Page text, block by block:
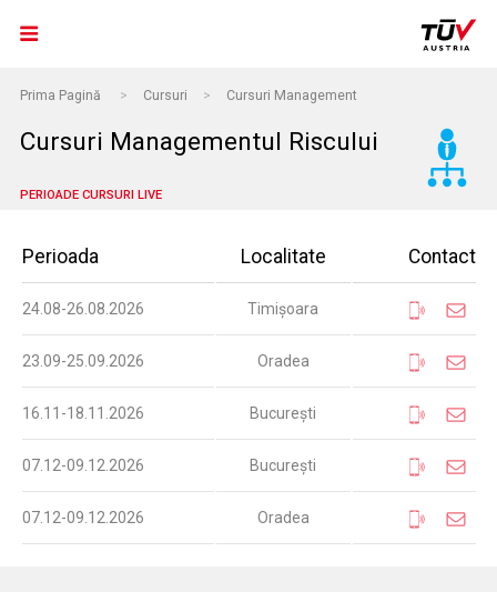
Prima Pagină > Cursuri > Cursuri Management
Cursuri Managementul Riscului
PERIOADE CURSURI LIVE
Perioada Localitate Contact
24.08-26.08.2026 Timișoara
23.09-25.09.2026 Oradea
16.11-18.11.2026 București
07.12-09.12.2026 București
07.12-09.12.2026 Oradea